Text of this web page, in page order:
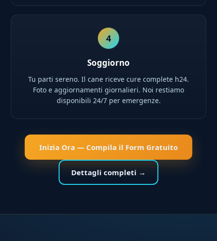
4
Soggiorno
Tu parti sereno. Il cane riceve cure complete h24.
Foto e aggiornamenti giornalieri. Noi restiamo
disponibili 24/7 per emergenze.
Inizia Ora — Compila il Form Gratuito
Dettagli completi →